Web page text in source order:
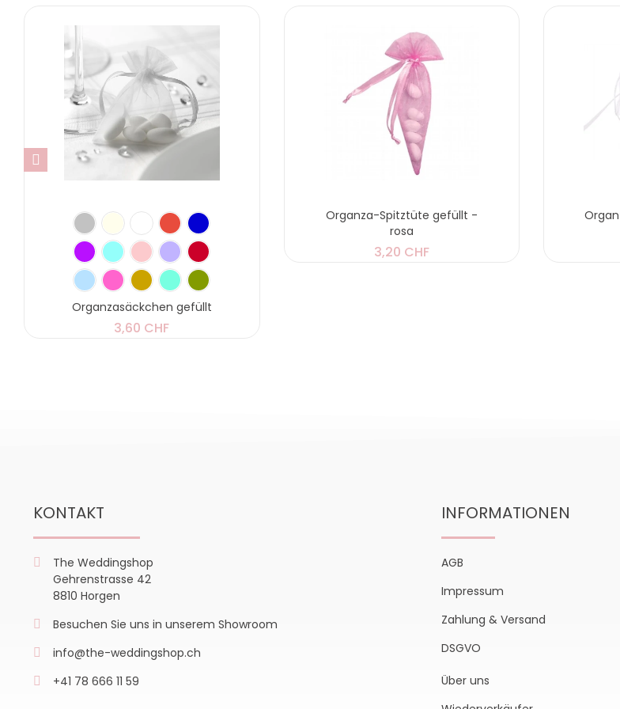
Organzasäckchen gefüllt
3,60 CHF
Organza-Spitztüte gefüllt -
rosa
3,20 CHF
KONTAKT
The Weddingshop
Gehrenstrasse 42
8810 Horgen
Besuchen Sie uns in unserem Showroom
info@the-weddingshop.ch
+41 78 666 11 59
INFORMATIONEN
AGB
Impressum
Zahlung & Versand
DSGVO
Über uns